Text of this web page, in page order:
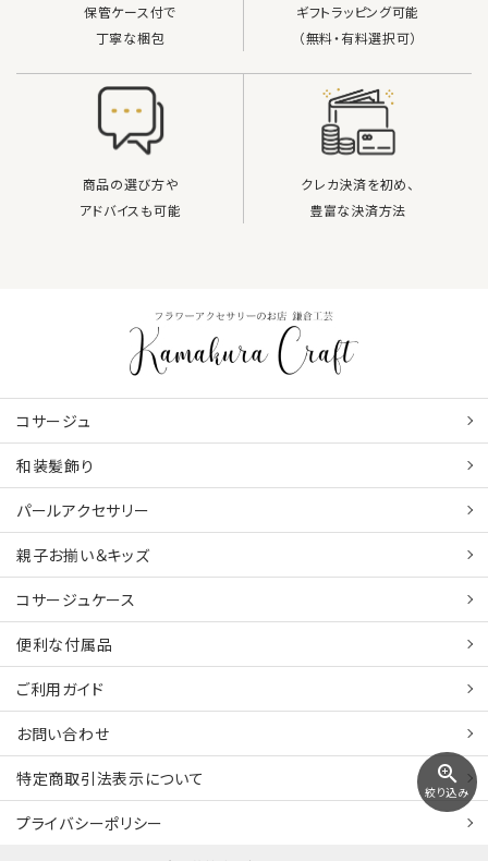
zoom_in
絞り込み
保管ケース付で
丁寧な梱包
ギフトラッピング可能
（無料・有料選択可）
商品の選び方や
アドバイスも可能
クレカ決済を初め、
豊富な決済方法
コサージュ
和装髪飾り
パールアクセサリー
親子お揃い＆キッズ
コサージュケース
便利な付属品
ご利用ガイド
お問い合わせ
特定商取引法表示について
プライバシーポリシー